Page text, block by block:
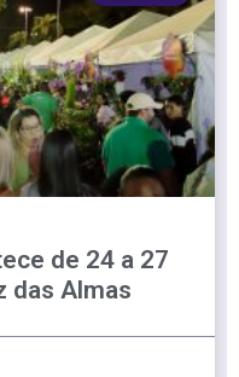
de 24 a 27
das Almas